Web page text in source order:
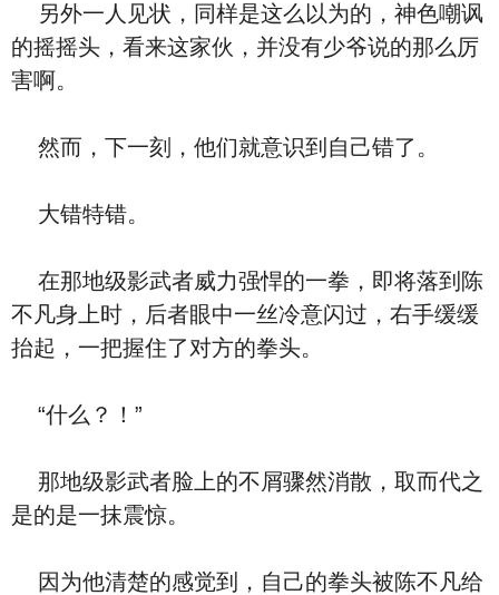
另外一人见状，同样是这么以为的，神色嘲讽
的摇摇头，看来这家伙，并没有少爷说的那么厉
害啊。
然而，下一刻，他们就意识到自己错了。
大错特错。
在那地级影武者威力强悍的一拳，即将落到陈
不凡身上时，后者眼中一丝冷意闪过，右手缓缓
抬起，一把握住了对方的拳头。
“什么？！”
那地级影武者脸上的不屑骤然消散，取而代之
是的是一抹震惊。
因为他清楚的感觉到，自己的拳头被陈不凡给